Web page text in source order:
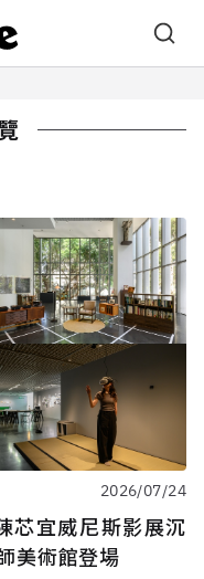
2026/07/24
芯宜威尼斯影展沉
美術館登場